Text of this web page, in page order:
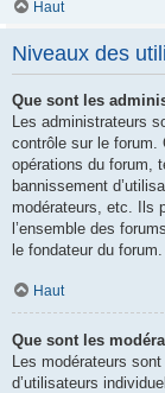
Haut
Niveaux des
Que sont les
Les administrateurs
contrôle sur le forum.
opérations du forum,
bannissement
modérateurs, etc. Ils
l’ensemble des
le fondateur du forum.
Haut
Que sont les
Les modérateurs
d’utilisateurs